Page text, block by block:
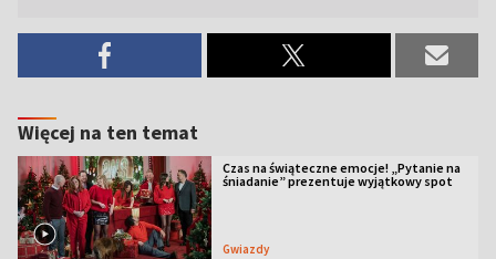
Więcej na ten temat
Czas na świąteczne emocje! „Pytanie na
śniadanie” prezentuje wyjątkowy spot
Gwiazdy